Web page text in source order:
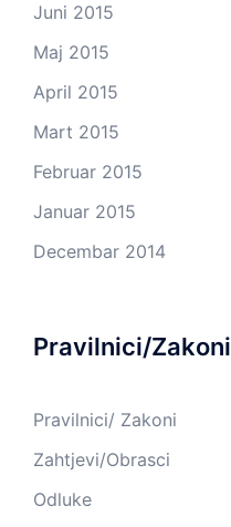
Juni 2015
Maj 2015
April 2015
Mart 2015
Februar 2015
Januar 2015
Decembar 2014
Pravilnici/Zakoni
Pravilnici/ Zakoni
Zahtjevi/Obrasci
Odluke